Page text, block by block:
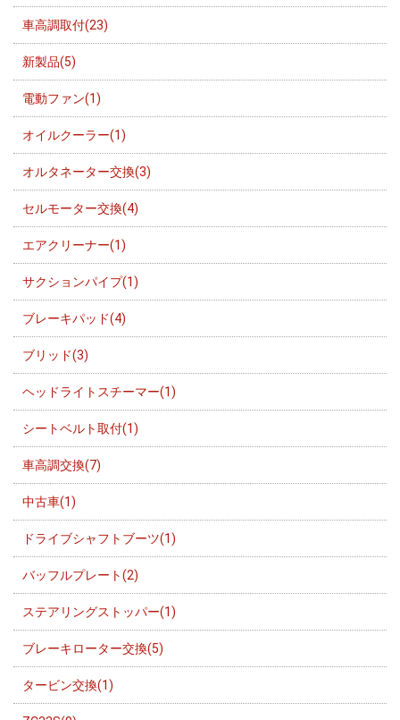
車高調取付(23)
新製品(5)
電動ファン(1)
オイルクーラー(1)
オルタネーター交換(3)
セルモーター交換(4)
エアクリーナー(1)
サクションパイプ(1)
ブレーキパッド(4)
ブリッド(3)
ヘッドライトスチーマー(1)
シートベルト取付(1)
車高調交換(7)
中古車(1)
ドライブシャフトブーツ(1)
バッフルプレート(2)
ステアリングストッパー(1)
ブレーキローター交換(5)
タービン交換(1)